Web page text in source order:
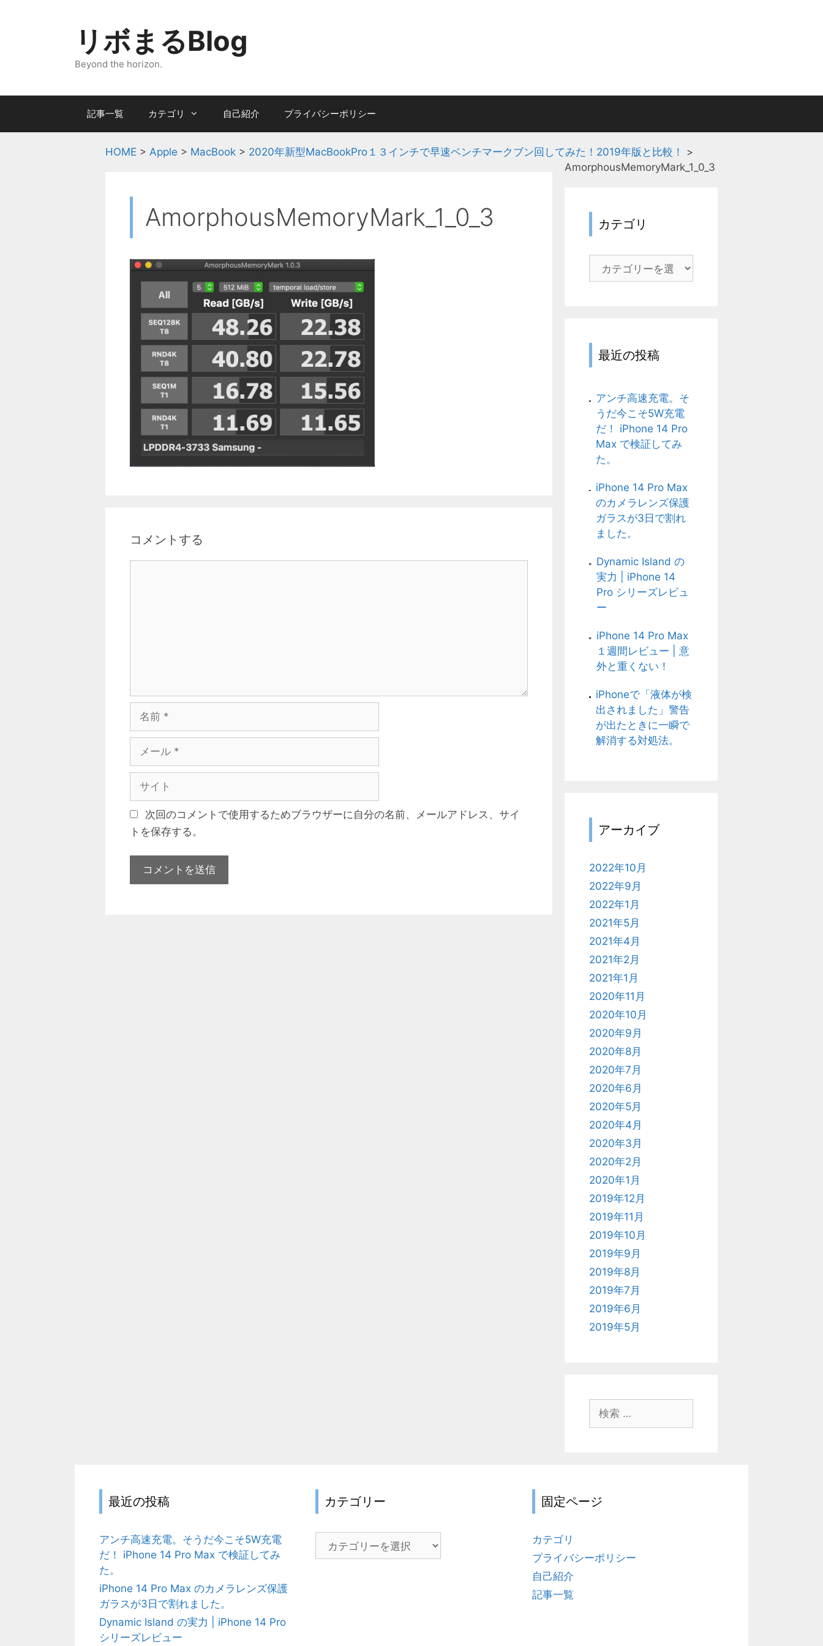
ス
ッ
リボまるBlog
Beyond the horizon.
記事一覧 カテゴリ 自己紹介 プライバシーポリシー
HOME > Apple > MacBook > 2020年新型MacBookPro１３インチで早速ベンチマークブン回してみた！2019年版と比較！
>
AmorphousMemoryMark_1_0_3
AmorphousMemoryMark_1_0_3
コメントする
ル
ト
次回のコメントで使用するためブラウザーに自分の名前、メールアドレス、サイ
トを保存する。
カテゴリ
最近の投稿
アンチ高速充電。そ
うだ今こそ5W充電
だ！ iPhone 14 Pro
Max で検証してみ
た。
iPhone 14 Pro Max
のカメラレンズ保護
ガラスが3日で割れ
ました。
Dynamic Island の
実力 | iPhone 14
Pro シリーズレビュ
ー
iPhone 14 Pro Max
１週間レビュー | 意
外と重くない！
iPhoneで「液体が検
出されました」警告
が出たときに一瞬で
解消する対処法。
アーカイブ
2022年10月
2022年9月
2022年1月
2021年5月
2021年4月
2021年2月
2021年1月
2020年11月
2020年10月
2020年9月
2020年8月
2020年7月
2020年6月
2020年5月
2020年4月
2020年3月
2020年2月
2020年1月
2019年12月
2019年11月
2019年10月
2019年9月
2019年8月
2019年7月
2019年6月
2019年5月
最近の投稿
アンチ高速充電。そうだ今こそ5W充電
だ！ iPhone 14 Pro Max で検証してみ
た。
iPhone 14 Pro Max のカメラレンズ保護
ガラスが3日で割れました。
Dynamic Island の実力 | iPhone 14 Pro
シリーズレビュー
カテゴリー 固定ページ
カテゴリ
プライバシーポリシー
自己紹介
記事一覧